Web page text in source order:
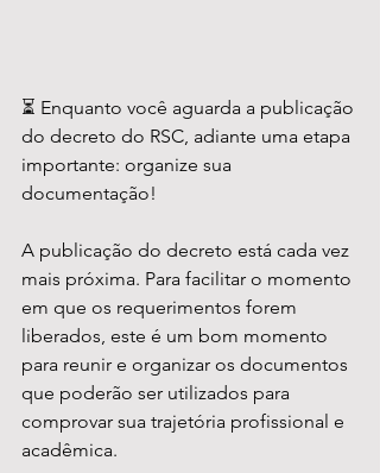
⏳ Enquanto você aguarda a publicação
do decreto do RSC, adiante uma etapa
importante: organize sua
documentação!
A publicação do decreto está cada vez
mais próxima. Para facilitar o momento
em que os requerimentos forem
liberados, este é um bom momento
para reunir e organizar os documentos
que poderão ser utilizados para
comprovar sua trajetória profissional e
acadêmica.